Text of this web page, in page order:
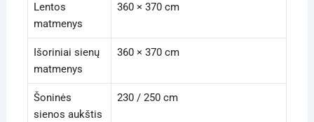
Lentos
matmenys
360 × 370 cm
Išoriniai sienų
matmenys
360 × 370 cm
Šoninės
sienos aukštis
230 / 250 cm